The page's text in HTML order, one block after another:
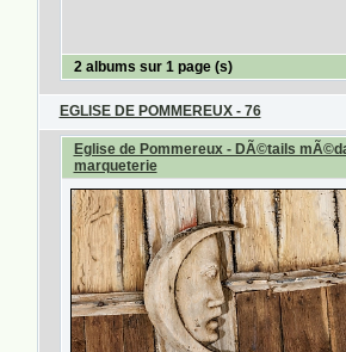
2 albums sur 1 page (s)
EGLISE DE POMMEREUX - 76
Eglise de Pommereux - DÃ©tails
marqueterie